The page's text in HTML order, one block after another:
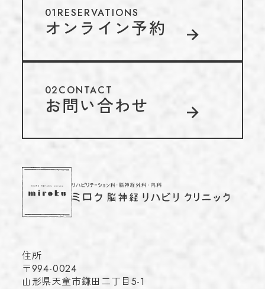
01 RESERVATIONS
オンライン予約
02CONTACT
お問い合わせ
住所
〒994-0024
山形県天童市鎌田二丁目5-1